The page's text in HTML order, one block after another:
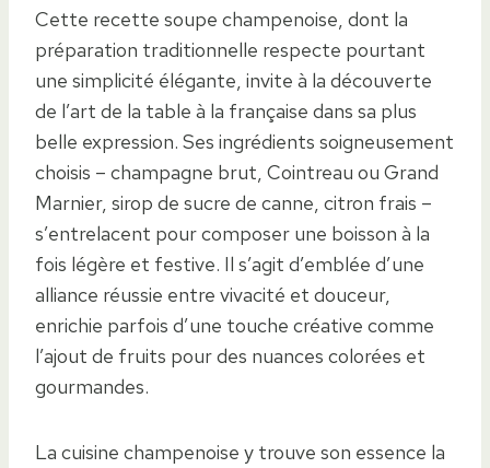
Cette recette soupe champenoise, dont la
préparation traditionnelle respecte pourtant
une simplicité élégante, invite à la découverte
de l’art de la table à la française dans sa plus
belle expression. Ses ingrédients soigneusement
choisis – champagne brut, Cointreau ou Grand
Marnier, sirop de sucre de canne, citron frais –
s’entrelacent pour composer une boisson à la
fois légère et festive. Il s’agit d’emblée d’une
alliance réussie entre vivacité et douceur,
enrichie parfois d’une touche créative comme
l’ajout de fruits pour des nuances colorées et
gourmandes.
La cuisine champenoise y trouve son essence la